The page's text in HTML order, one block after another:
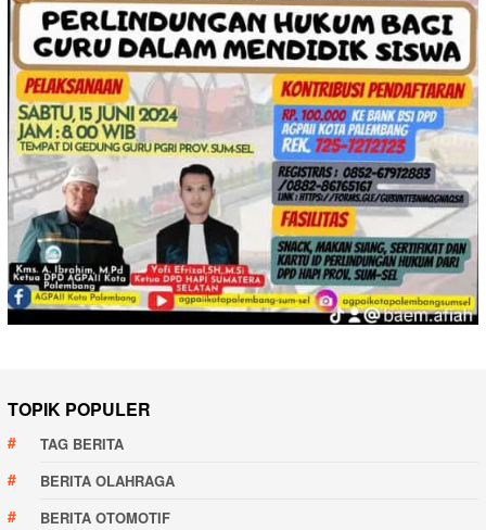
TOPIK POPULER
TAG BERITA
BERITA OLAHRAGA
BERITA OTOMOTIF